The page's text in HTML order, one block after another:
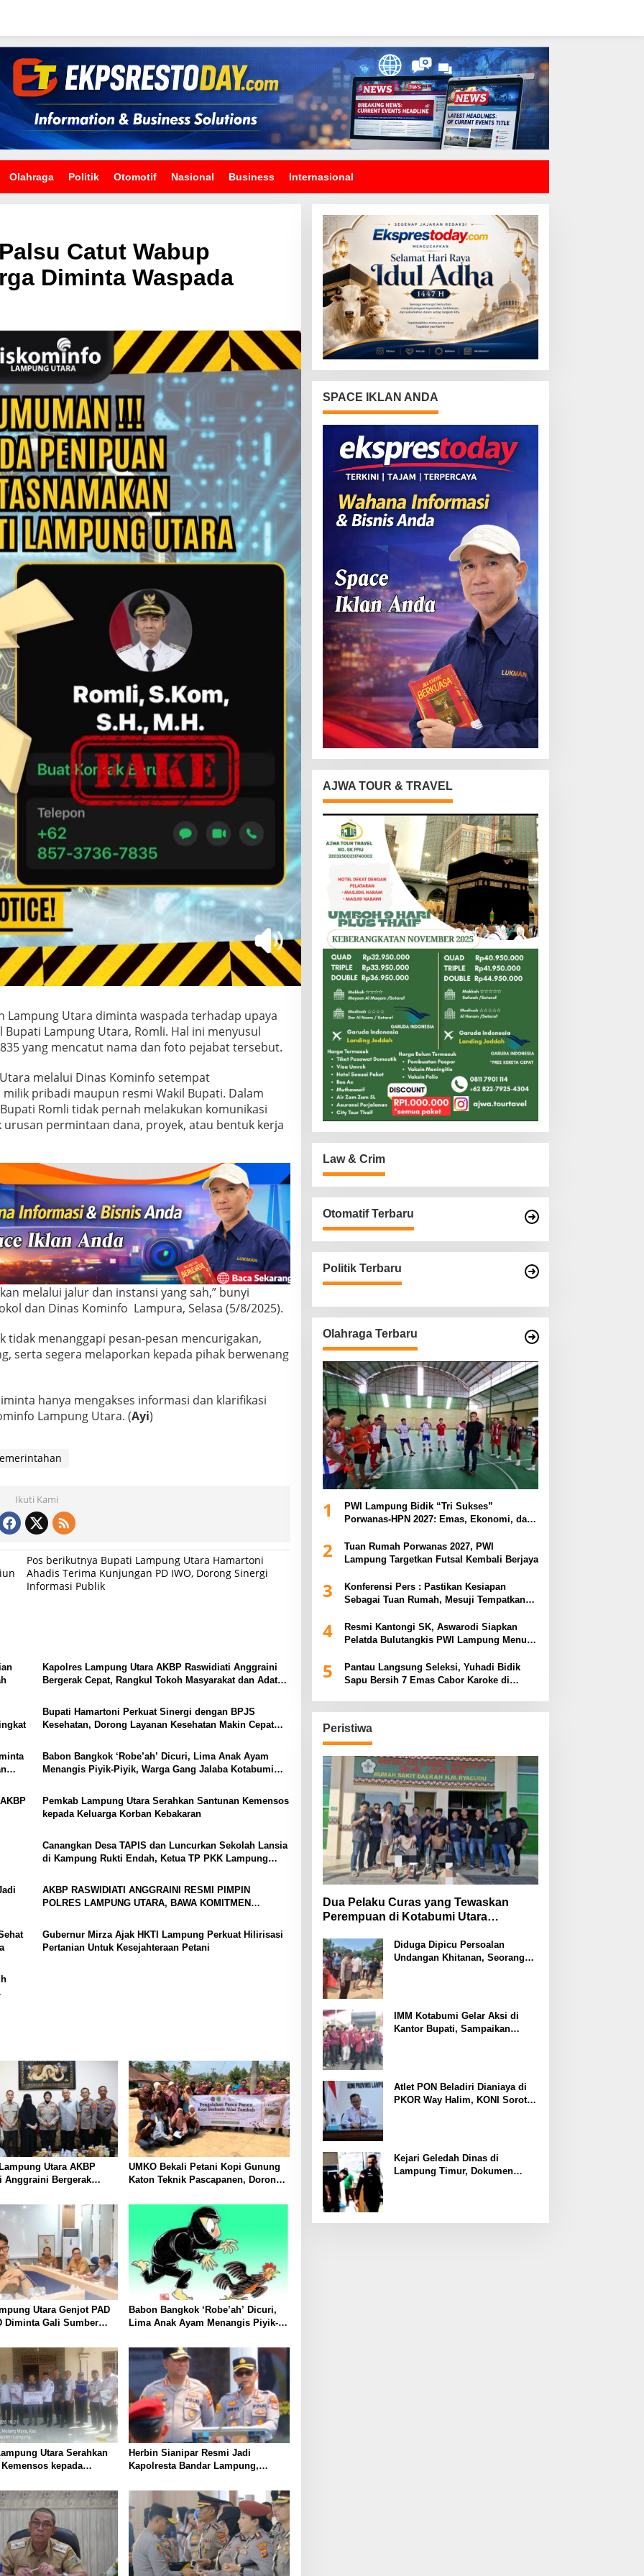
Olahraga Politik Otomotif Nasional Business Internasional
Catut Wabup
Diminta Waspada
Lampung Utara diminta waspada terhadap upaya
Lampung Utara, Romli. Hal ini menyusul
yang mencatut nama dan foto pejabat tersebut.
melalui Dinas Kominfo setempat
pribadi maupun resmi Wakil Bupati. Dalam
Romli tidak pernah melakukan komunikasi
permintaan dana, proyek, atau bentuk kerja
melalui jalur dan instansi yang sah,” bunyi
dan Dinas Kominfo Lampura, Selasa (5/8/2025).
tidak menanggapi pesan-pesan mencurigakan,
serta segera melaporkan kepada pihak berwenang
hanya mengakses informasi dan klarifikasi
Lampung Utara. (Ayi)
Ikuti Kami
Pos berikutnya Bupati Lampung Utara Hamartoni
Ahadis Terima Kunjungan PD IWO, Dorong Sinergi
Informasi Publik
Kapolres Lampung Utara AKBP Raswidiati Anggraini
Bergerak Cepat, Rangkul Tokoh Masyarakat dan Adat
Bupati Hamartoni Perkuat Sinergi dengan BPJS
Kesehatan, Dorong Layanan Kesehatan Makin Cepat
Babon Bangkok ‘Robe’ah’ Dicuri, Lima Anak Ayam
Menangis Piyik-Piyik, Warga Gang Jalaba Kotabumi
Pemkab Lampung Utara Serahkan Santunan Kemensos
kepada Keluarga Korban Kebakaran
Canangkan Desa TAPIS dan Luncurkan Sekolah Lansia
di Kampung Rukti Endah, Ketua TP PKK Lampung
AKBP RASWIDIATI ANGGRAINI RESMI PIMPIN
POLRES LAMPUNG UTARA, BAWA KOMITMEN
Gubernur Mirza Ajak HKTI Lampung Perkuat Hilirisasi
Pertanian Untuk Kesejahteraan Petani
Utara AKBP
Anggraini Bergerak
Kamtibmas
UMKO Bekali Petani Kopi Gunung
Katon Teknik Pascapanen, Dorong
Utara Genjot PAD
Diminta Gali Sumber
PBB-P2
Babon Bangkok ‘Robe’ah’ Dicuri,
Lima Anak Ayam Menangis Piyik-
Heboh
Utara Serahkan
kepada
Herbin Sianipar Resmi Jadi
Kapolresta Bandar Lampung,
Prioritas
SPACE IKLAN ANDA
AJWA TOUR & TRAVEL
Law & Crim
Otomatif Terbaru
Politik Terbaru
Olahraga Terbaru
1
PWI Lampung Bidik “Tri Sukses”
Porwanas-HPN 2027: Emas, Ekonomi, dan
2
Tuan Rumah Porwanas 2027, PWI
Lampung Targetkan Futsal Kembali Berjaya
3
Konferensi Pers : Pastikan Kesiapan
Sebagai Tuan Rumah, Mesuji Tempatkan
Piala Gubernur Lampung
4
Resmi Kantongi SK, Aswarodi Siapkan
Pelatda Bulutangkis PWI Lampung Menuju
5
Pantau Langsung Seleksi, Yuhadi Bidik
Sapu Bersih 7 Emas Cabor Karoke di
Peristiwa
Dua Pelaku Curas yang Tewaskan
Perempuan di Kotabumi Utara
Ekonomi
Diduga Dipicu Persoalan
Undangan Khitanan, Seorang
IMM Kotabumi Gelar Aksi di
Kantor Bupati, Sampaikan
Atlet PON Beladiri Dianiaya di
PKOR Way Halim, KONI Soroti
Kejari Geledah Dinas di
Lampung Timur, Dokumen